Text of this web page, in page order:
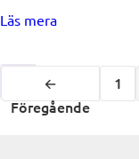
Läs meraabout Sök
←
Föregående
1